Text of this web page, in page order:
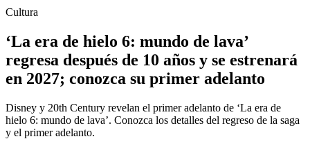
Cultura
‘La era de hielo 6: mundo de lava’
regresa después de 10 años y se estrenará
en 2027; conozca su primer adelanto
Disney y 20th Century revelan el primer adelanto de ‘La era de
hielo 6: mundo de lava’. Conozca los detalles del regreso de la saga
y el primer adelanto.